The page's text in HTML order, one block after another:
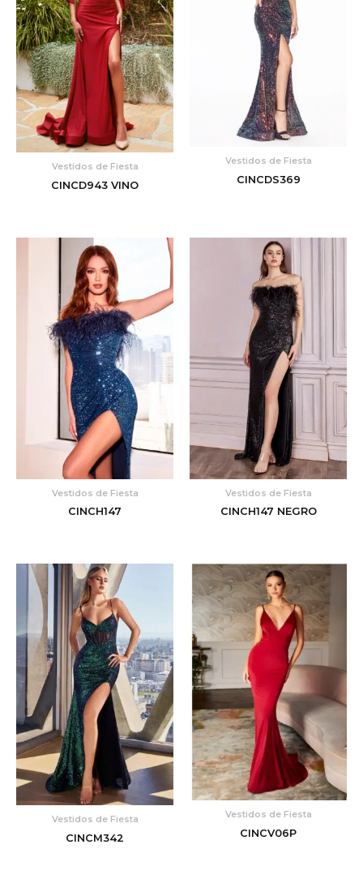
Vestidos de Fiesta
CINCD943 VINO
Vestidos de Fiesta
CINCDS369
Vestidos de Fiesta
CINCH147
Vestidos de Fiesta
CINCH147 NEGRO
Vestidos de Fiesta
CINCM342
Vestidos de Fiesta
CINCV06P